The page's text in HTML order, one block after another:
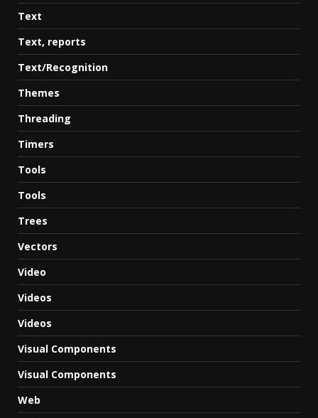
Text
Text, reports
Text/Recognition
Themes
Threading
Timers
Tools
Tools
Trees
Vectors
Video
Videos
Videos
Visual Components
Visual Components
Web